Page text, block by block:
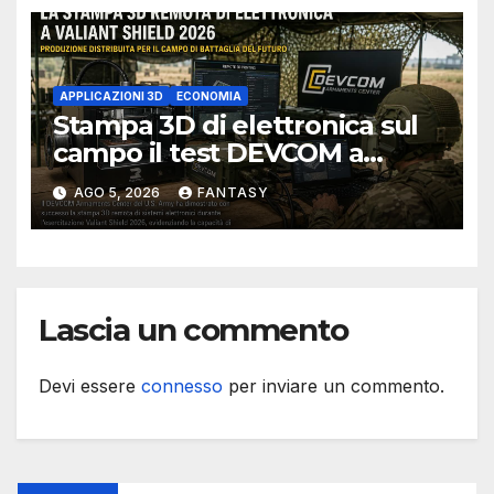
APPLICAZIONI 3D ECONOMIA
Stampa 3D di elettronica sul
campo il test DEVCOM a
Valiant Shield 2026
AGO 5, 2026 FANTASY
Lascia un commento
Devi essere connesso per inviare un commento.